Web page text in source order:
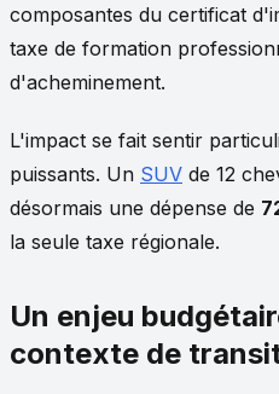
composantes du certificat
taxe de formation
d'acheminement.
L'impact se fait sentir
puissants. Un SUV de 12
désormais une dépense de
la seule taxe régionale.
Un enjeu
contexte de